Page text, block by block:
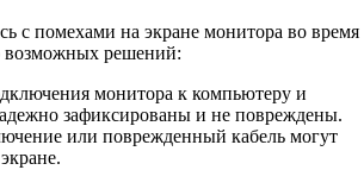
с помехами на экране монитора во время
возможных решений:
монитора к компьютеру и
зафиксированы и не повреждены.
или поврежденный кабель могут